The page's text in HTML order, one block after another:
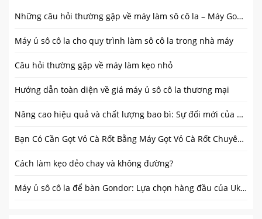
Những câu hỏi thường gặp về máy làm sô cô la – Máy Gondor
Máy ủ sô cô la cho quy trình làm sô cô la trong nhà máy
Câu hỏi thường gặp về máy làm kẹo nhỏ
Hướng dẫn toàn diện về giá máy ủ sô cô la thương mại
Nâng cao hiệu quả và chất lượng bao bì: Sự đổi mới của máy đóng gói kẹo bơ cứng
Bạn Có Cần Gọt Vỏ Cà Rốt Bằng Máy Gọt Vỏ Cà Rốt Chuyên Dụng
Cách làm kẹo dẻo chay và không đường?
Máy ủ sô cô la để bàn Gondor: Lựa chọn hàng đầu của Ukraine